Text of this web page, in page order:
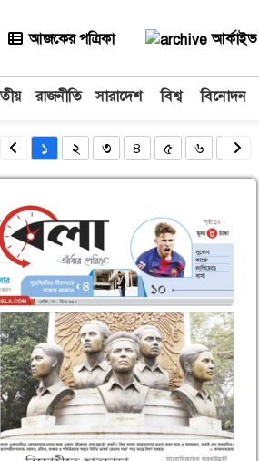
আজকের পত্রিকা আর্কাইভ
রাজনীতি সারাদেশ বিশ্ব বিনোদন
১ ২ ৩ ৪ ৫ ৬ ৭